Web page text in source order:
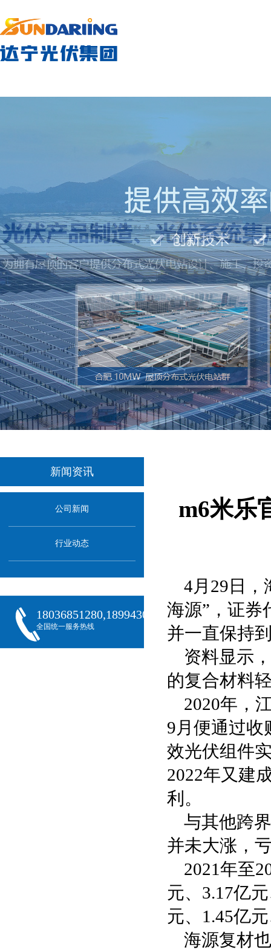
新闻资讯
公司新闻
行业动态
18036851280,18994301288,18068407382
全国统一服务热线
m6米乐
4月29日，
海源”，证券
并一直保持
资料显示
的复合材料
2020年，
9月便通过收
效光伏组件
2022年又建
利。
与其他跨
并未大涨，
2021年至
元、3.17亿
元、1.45亿
海源复材